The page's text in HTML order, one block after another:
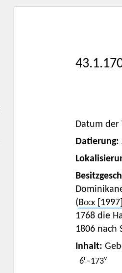
Datum der
Datierung:
(Bock[1997]
1768 die
1806 nach
Inhalt:
6r−173v